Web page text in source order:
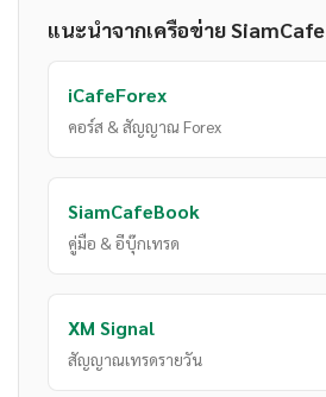
แนะนำจากเครือข่าย SiamCafe
iCafeForex
คอร์ส & สัญญาณ Forex
SiamCafeBook
คู่มือ & อีบุ๊กเทรด
XM Signal
สัญญาณเทรดรายวัน